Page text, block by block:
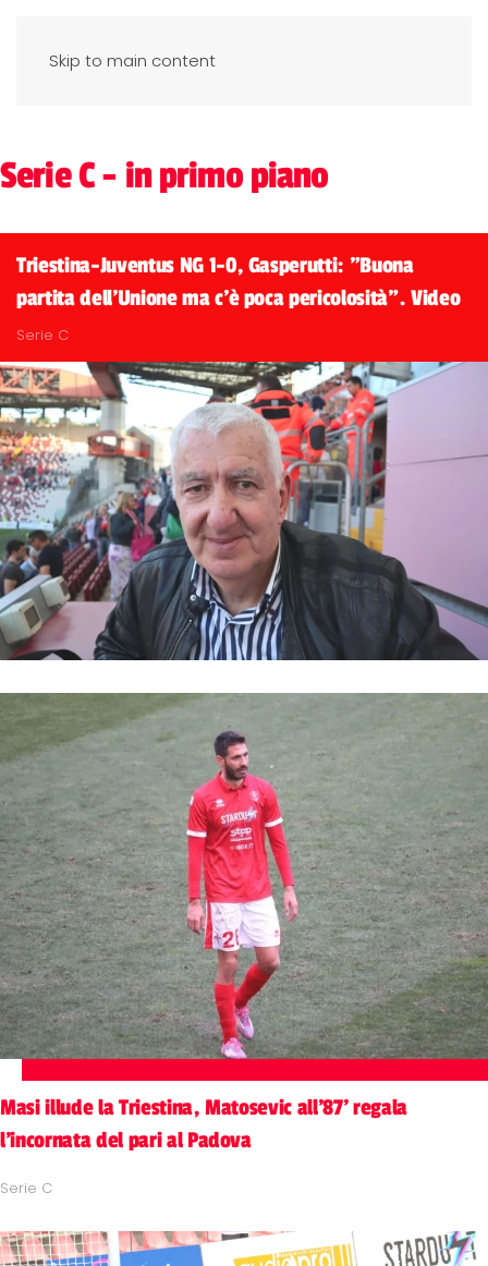
Skip to main content
Serie C - in primo piano
Triestina-Juventus NG 1-0, Gasperutti: "Buona
partita dell'Unione ma c'è poca pericolosità". Video
Serie C
Masi illude la Triestina, Matosevic all'87' regala
l'incornata del pari al Padova
Serie C